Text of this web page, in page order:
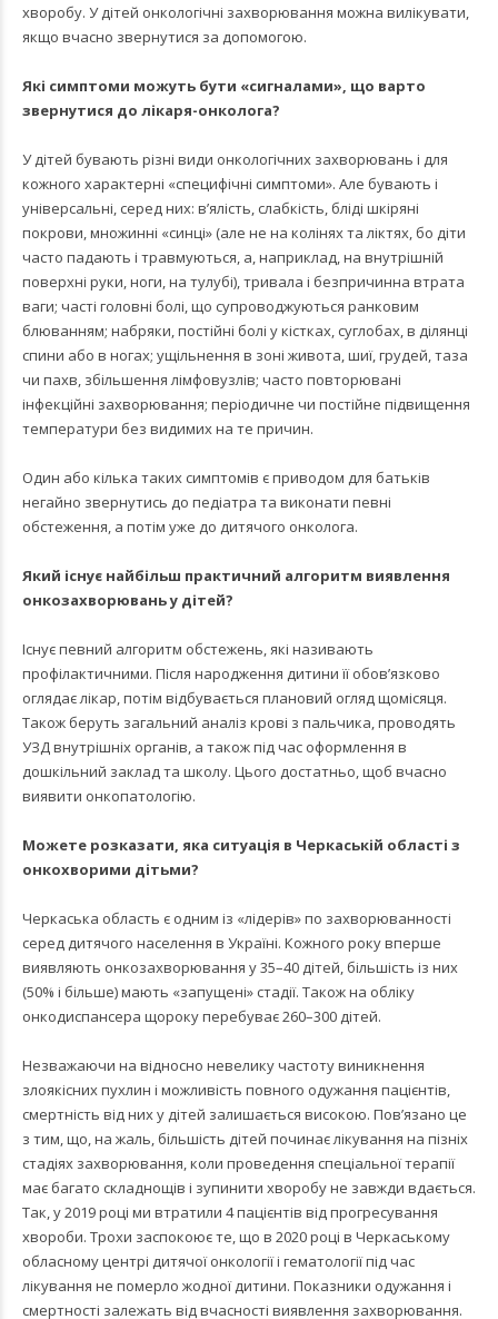
хворобу. У дітей онкологічні захворювання можна вилікувати,
якщо вчасно звернутися за допомогою.
Які симптоми можуть бути «сигналами», що варто
звернутися до лікаря-онколога?
У дітей бувають різні види онкологічних захворювань і для
кожного характерні «специфічні симптоми». Але бувають і
універсальні, серед них: в’ялість, слабкість, бліді шкіряні
покрови, множинні «синці» (але не на колінях та ліктях, бо діти
часто падають і травмуються, а, наприклад, на внутрішній
поверхні руки, ноги, на тулубі), тривала і безпричинна втрата
ваги; часті головні болі, що супроводжуються ранковим
блюванням; набряки, постійні болі у кістках, суглобах, в ділянці
спини або в ногах; ущільнення в зоні живота, шиї, грудей, таза
чи пахв, збільшення лімфовузлів; часто повторювані
інфекційні захворювання; періодичне чи постійне підвищення
температури без видимих на те причин.
Один або кілька таких симптомів є приводом для батьків
негайно звернутись до педіатра та виконати певні
обстеження, а потім уже до дитячого онколога.
Який існує найбільш практичний алгоритм виявлення
онкозахворювань у дітей?
Існує певний алгоритм обстежень, які називають
профілактичними. Після народження дитини її обов’язково
оглядає лікар, потім відбувається плановий огляд щомісяця.
Також беруть загальний аналіз крові з пальчика, проводять
УЗД внутрішніх органів, а також під час оформлення в
дошкільний заклад та школу. Цього достатньо, щоб вчасно
виявити онкопатологію.
Можете розказати, яка ситуація в Черкаській області з
онкохворими дітьми?
Черкаська область є одним із «лідерів» по захворюванності
серед дитячого населення в Україні. Кожного року вперше
виявляють онкозахворювання у 35–40 дітей, більшість із них
(50% і більше) мають «запущені» стадії. Також на обліку
онкодиспансера щороку перебуває 260–300 дітей.
Незважаючи на відносно невелику частоту виникнення
злоякісних пухлин і можливість повного одужання пацієнтів,
смертність від них у дітей залишається високою. Пов’язано це
з тим, що, на жаль, більшість дітей починає лікування на пізніх
стадіях захворювання, коли проведення спеціальної терапії
має багато складнощів і зупинити хворобу не завжди вдається.
Так, у 2019 році ми втратили 4 пацієнтів від прогресування
хвороби. Трохи заспокоює те, що в 2020 році в Черкаському
обласному центрі дитячої онкології і гематології під час
лікування не померло жодної дитини. Показники одужання і
смертності залежать від вчасності виявлення захворювання.